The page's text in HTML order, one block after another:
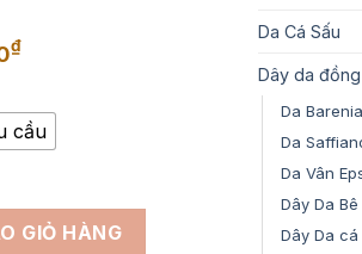
₫Khoảng
từ
1,350,000₫
cầu
Hellenyium - Dây Da Buttero
GIỎ HÀNG
Da Cá Sấu
Dây da
Da Barenia
Da
Da Vân
Dây Da Bê
Dây Da cá